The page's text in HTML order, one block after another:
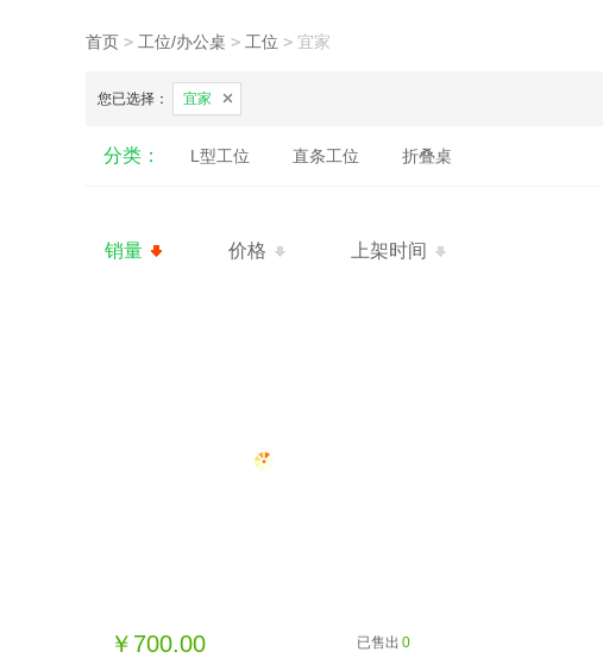
首页 > 工位/办公桌 > 工位 > 宜家
您已选择： 宜家
分类： L型工位 直条工位 折叠桌
销量 价格 上架时间
￥700.00 已售出 0